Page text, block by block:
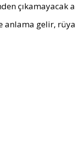
çıkamayacak
anlama gelir,